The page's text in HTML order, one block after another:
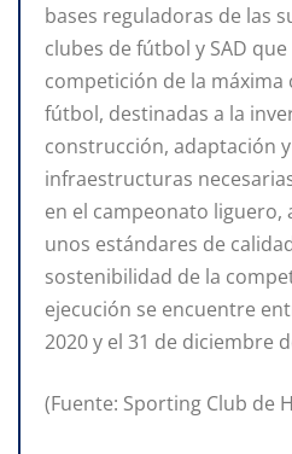
bases reguladoras de las
clubes de fútbol y SAD
competición de la máxima
fútbol, destinadas a la
construcción, adaptación
infraestructuras
en el campeonato
unos estándares de
sostenibilidad de la
ejecución se encuentre
2020 y el 31 de diciembre
(Fuente: Sporting Club de